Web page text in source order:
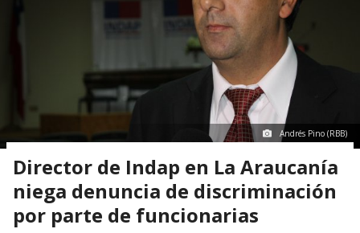
Andrés Pino (RBB)
Director de Indap en La Araucanía
niega denuncia de discriminación
por parte de funcionarias